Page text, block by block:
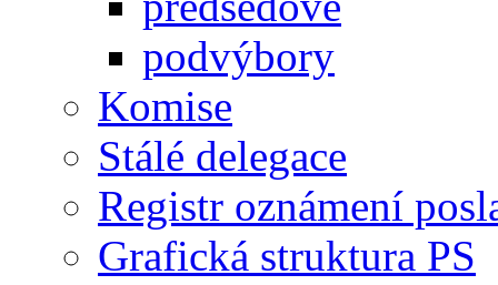
podvýbory
Komise
Stálé delegace
Registr oznámení
Grafická struktura PS